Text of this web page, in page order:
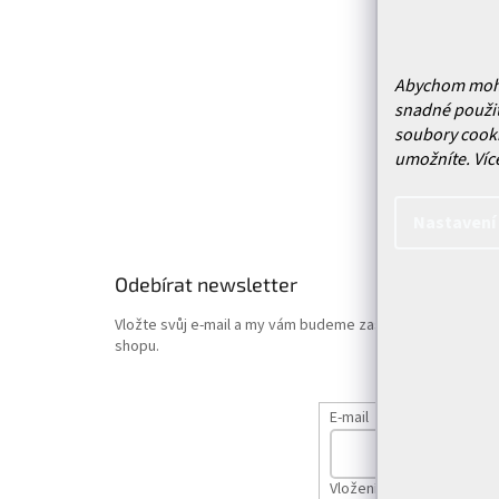
Abychom
snadné
soubory
umožníte.
Odebírat newsletter
Vložte svůj e-mail a my vám budeme zasílat informace o
shopu.
E-mail
Vložením e-mailu